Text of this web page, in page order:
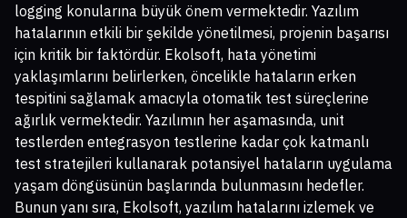
logging konularına büyük önem vermektedir. Yazılım
hatalarının etkili bir şekilde yönetilmesi, projenin başarısı
için kritik bir faktördür. Ekolsoft, hata yönetimi
yaklaşımlarını belirlerken, öncelikle hataların erken
tespitini sağlamak amacıyla otomatik test süreçlerine
ağırlık vermektedir. Yazılımın her aşamasında, unit
testlerden entegrasyon testlerine kadar çok katmanlı
test stratejileri kullanarak potansiyel hataların uygulama
yaşam döngüsünün başlarında bulunmasını hedefler.
Bunun yanı sıra, Ekolsoft, yazılım hatalarını izlemek ve